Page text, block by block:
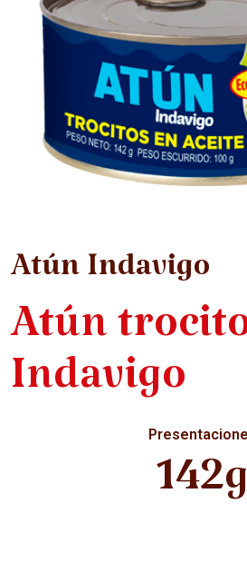
Atún Indavigo
Atún
Indavigo
142g